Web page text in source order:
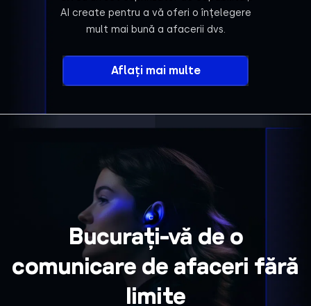
AI create pentru a vă oferi o înțelegere
mult mai bună a afacerii dvs.
Aflați mai multe
Bucurați-vă de o
comunicare de afaceri fără
limite